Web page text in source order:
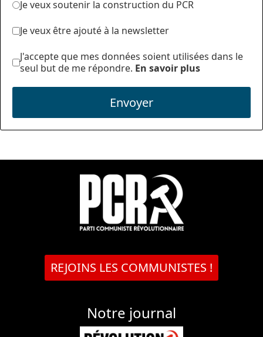
Je veux soutenir la construction du PCR
Je veux être ajouté à la newsletter
J'accepte que mes données soient utilisées dans le
seul but de me répondre. En savoir plus
Envoyer
REJOINS LES COMMUNISTES !
Notre journal